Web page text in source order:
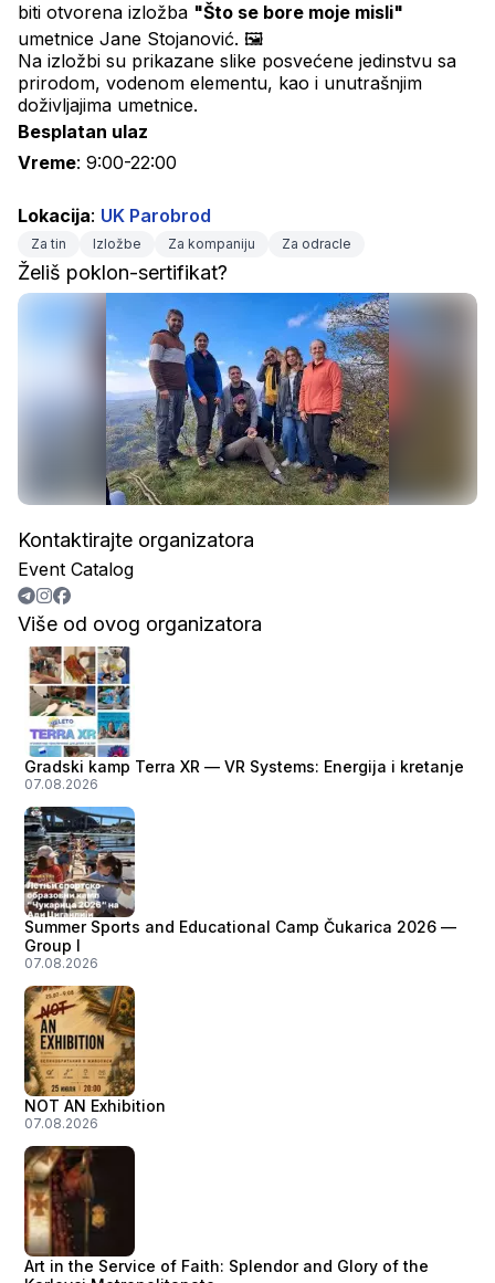
biti otvorena izložba "Što se bore moje misli"
umetnice Jane Stojanović. 🖼
Na izložbi su prikazane slike posvećene jedinstvu sa
prirodom, vodenom elementu, kao i unutrašnjim
doživljajima umetnice.
Besplatan ulaz
Vreme: 9:00-22:00
Lokacija: UK Parobrod
Za tin Izložbe Za kompaniju Za odracle
Želiš poklon-sertifikat?
Kontaktirajte organizatora
Event Catalog
Više od ovog organizatora
Gradski kamp Terra XR — VR Systems: Energija i kretanje
07.08.2026
Summer Sports and Educational Camp Čukarica 2026 —
Group I
07.08.2026
NOT AN Exhibition
07.08.2026
Art in the Service of Faith: Splendor and Glory of the